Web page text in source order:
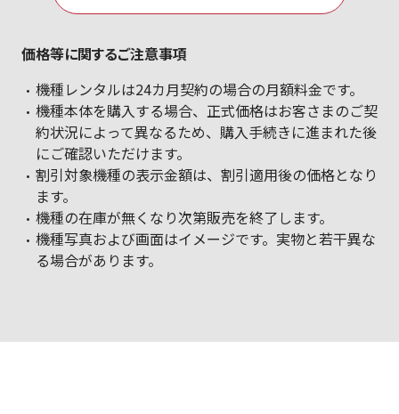
価格等に関するご注意事項
機種レンタルは24カ月契約の場合の月額料金です。
機種本体を購入する場合、正式価格はお客さまのご契
約状況によって異なるため、購入手続きに進まれた後
にご確認いただけます。
割引対象機種の表示金額は、割引適用後の価格となり
ます。
機種の在庫が無くなり次第販売を終了します。
機種写真および画面はイメージです。実物と若干異な
る場合があります。